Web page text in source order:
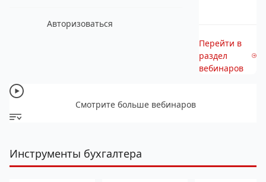
Авторизоваться
Перейти в
раздел
вебинаров
Смотрите больше вебинаров
Инструменты бухгалтера